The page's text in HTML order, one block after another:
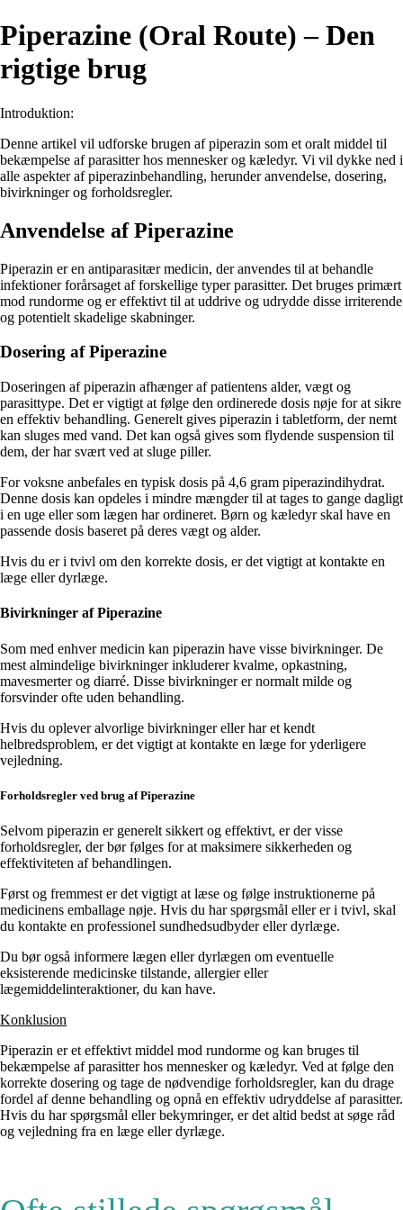
Piperazine (Oral Route) – Den
rigtige brug
Introduktion:
Denne artikel vil udforske brugen af piperazin som et oralt middel til
bekæmpelse af parasitter hos mennesker og kæledyr. Vi vil dykke ned i
alle aspekter af piperazinbehandling, herunder anvendelse, dosering,
bivirkninger og forholdsregler.
Anvendelse af Piperazine
Piperazin er en antiparasitær medicin, der anvendes til at behandle
infektioner forårsaget af forskellige typer parasitter. Det bruges primært
mod rundorme og er effektivt til at uddrive og udrydde disse irriterende
og potentielt skadelige skabninger.
Dosering af Piperazine
Doseringen af piperazin afhænger af patientens alder, vægt og
parasittype. Det er vigtigt at følge den ordinerede dosis nøje for at sikre
en effektiv behandling. Generelt gives piperazin i tabletform, der nemt
kan sluges med vand. Det kan også gives som flydende suspension til
dem, der har svært ved at sluge piller.
For voksne anbefales en typisk dosis på 4,6 gram piperazindihydrat.
Denne dosis kan opdeles i mindre mængder til at tages to gange dagligt
i en uge eller som lægen har ordineret. Børn og kæledyr skal have en
passende dosis baseret på deres vægt og alder.
Hvis du er i tvivl om den korrekte dosis, er det vigtigt at kontakte en
læge eller dyrlæge.
Bivirkninger af Piperazine
Som med enhver medicin kan piperazin have visse bivirkninger. De
mest almindelige bivirkninger inkluderer kvalme, opkastning,
mavesmerter og diarré. Disse bivirkninger er normalt milde og
forsvinder ofte uden behandling.
Hvis du oplever alvorlige bivirkninger eller har et kendt
helbredsproblem, er det vigtigt at kontakte en læge for yderligere
vejledning.
Forholdsregler ved brug af Piperazine
Selvom piperazin er generelt sikkert og effektivt, er der visse
forholdsregler, der bør følges for at maksimere sikkerheden og
effektiviteten af behandlingen.
Først og fremmest er det vigtigt at læse og følge instruktionerne på
medicinens emballage nøje. Hvis du har spørgsmål eller er i tvivl, skal
du kontakte en professionel sundhedsudbyder eller dyrlæge.
Du bør også informere lægen eller dyrlægen om eventuelle
eksisterende medicinske tilstande, allergier eller
lægemiddelinteraktioner, du kan have.
Konklusion
Piperazin er et effektivt middel mod rundorme og kan bruges til
bekæmpelse af parasitter hos mennesker og kæledyr. Ved at følge den
korrekte dosering og tage de nødvendige forholdsregler, kan du drage
fordel af denne behandling og opnå en effektiv udryddelse af parasitter.
Hvis du har spørgsmål eller bekymringer, er det altid bedst at søge råd
og vejledning fra en læge eller dyrlæge.